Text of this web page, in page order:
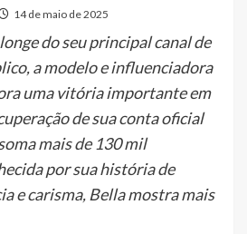
14 de maio de 2025
do seu principal canal de
a modelo e influenciadora
uma vitória importante em
de sua conta oficial
mais de 130 mil
por sua história de
e carisma, Bella mostra mais